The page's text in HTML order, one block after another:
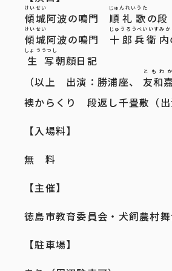
傾城
けいせい
阿波の鳴門 順礼歌
じゅんれいうた
の段
傾城
けいせい
阿波の鳴門 十郎兵衛内
じゅうろうべいいすみか
生写
しょううつし
朝顔日記
（以上 出演：勝浦座、 友和嘉
ともわか
襖からくり 段返し千畳敷（
【入場料】
無 料
【主催】
徳島市教育委員会・犬飼農村
【駐車場】